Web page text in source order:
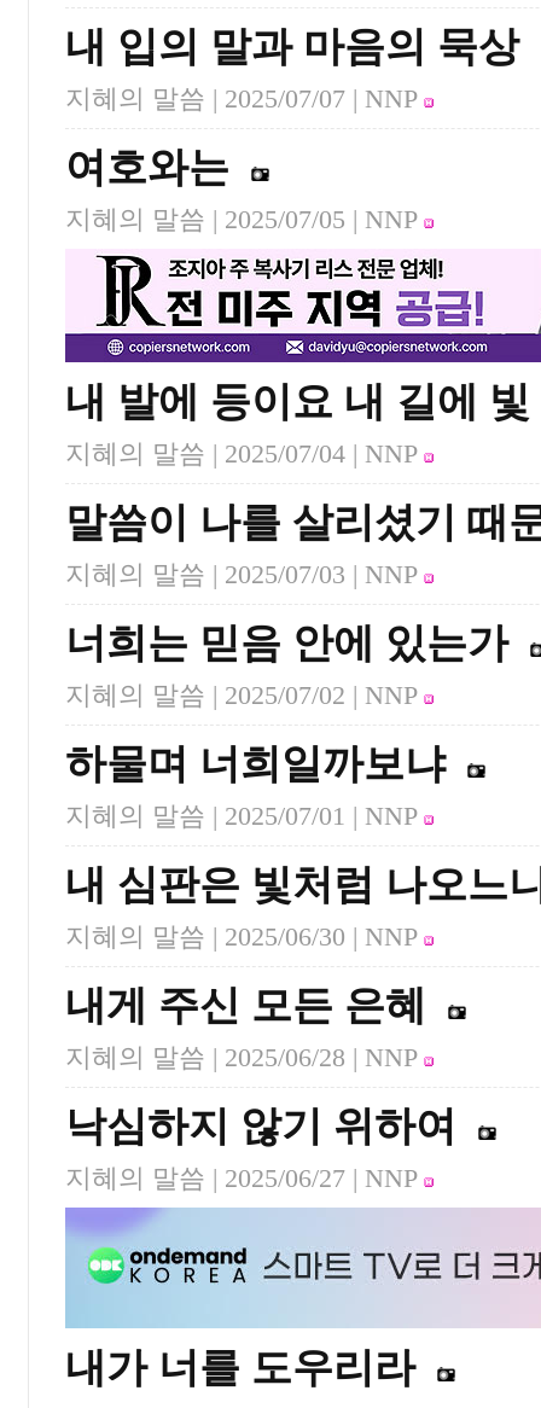
내 입의 말과 마음의 묵상
지혜의 말씀 | 2025/07/07 | NNP
여호와는
지혜의 말씀 | 2025/07/05 | NNP
내 발에 등이요 내 길에 빛
지혜의 말씀 | 2025/07/04 | NNP
말씀이 나를 살리셨기 때
지혜의 말씀 | 2025/07/03 | NNP
너희는 믿음 안에 있는가
지혜의 말씀 | 2025/07/02 | NNP
하물며 너희일까보냐
지혜의 말씀 | 2025/07/01 | NNP
내 심판은 빛처럼 나오느
지혜의 말씀 | 2025/06/30 | NNP
내게 주신 모든 은혜
지혜의 말씀 | 2025/06/28 | NNP
낙심하지 않기 위하여
지혜의 말씀 | 2025/06/27 | NNP
내가 너를 도우리라